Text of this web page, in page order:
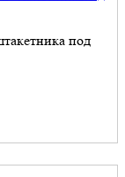
под